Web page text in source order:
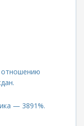
отношению
— 3891%.